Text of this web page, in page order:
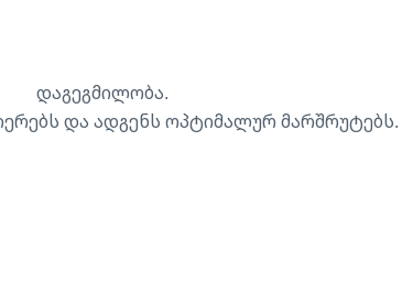
და ადგენს ოპტიმალურ მარშრუტებს.